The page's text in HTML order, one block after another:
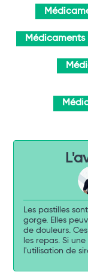
Médicaments
Les pastilles
gorge. Elles
de douleurs.
les repas. Si
l'utilisation de